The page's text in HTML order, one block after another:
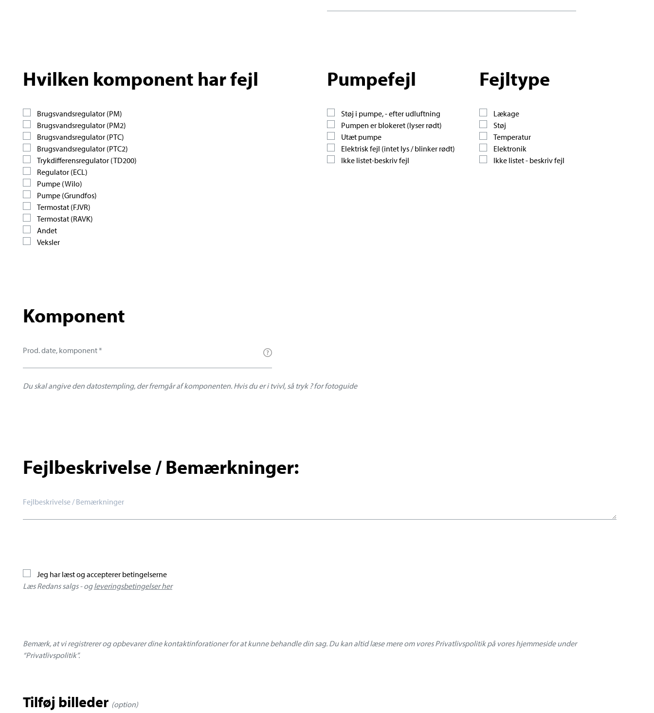
Hvilken komponent har fejl
Brugsvandsregulator (PM)
Brugsvandsregulator (PM2)
Brugsvandsregulator (PTC)
Brugsvandsregulator (PTC2)
Trykdifferensregulator (TD200)
Regulator (ECL)
Pumpe (Wilo)
Pumpe (Grundfos)
Termostat (FJVR)
Termostat (RAVK)
Andet
Veksler
Pumpefejl
Støj i pumpe, - efter udluftning
Pumpen er blokeret (lyser rødt)
Utæt pumpe
Elektrisk fejl (intet lys / blinker rødt)
Ikke listet-beskriv fejl
Fejltype
Lækage
Støj
Temperatur
Elektronik
Ikke listet - beskriv fejl
Komponent
Prod. date, komponent*
Du skal angive den datostempling, der fremgår af komponenten. Hvis du er i tvivl, så tryk ? for fotoguide
Fejlbeskrivelse / Bemærkninger:
Jeg har læst og accepterer betingelserne
Læs Redans salgs - ogleveringsbetingelser her
Bemærk, at vi registrerer og opbevarer dine kontaktinforationer for at kunne behandle din sag. Du kan altid læse mere om vores Privatlivspolitik på vores hjemmeside under
“Privatlivspolitik”.
Tilføj billeder (option)